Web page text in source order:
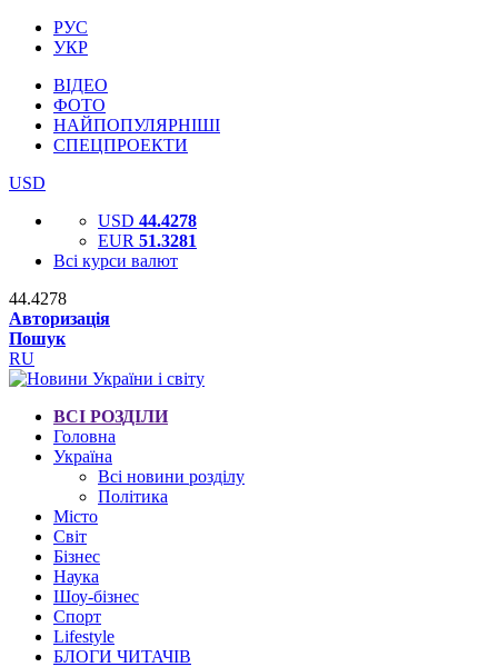
РУС
УКР
ВІДЕО
ФОТО
НАЙПОПУЛЯРНІШІ
СПЕЦПРОЕКТИ
USD
USD 44.4278
EUR 51.3281
Всі курси валют
44.4278
Авторизація
Пошук
RU
ВСІ РОЗДІЛИ
Головна
Україна
Всі новини розділу
Політика
Місто
Світ
Бізнес
Наука
Шоу-бізнес
Спорт
Lifestyle
БЛОГИ ЧИТАЧІВ